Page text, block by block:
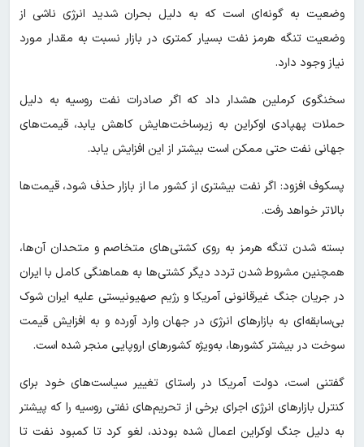
وضعیت به گونه‌ای است که به دلیل بحران شدید انرژی ناشی از
وضعیت تنگه هرمز نفت بسیار کمتری در بازار نسبت به مقدار مورد
نیاز وجود دارد.
سخنگوی کرملین هشدار داد که اگر صادرات نفت روسیه به دلیل
حملات پهپادی اوکراین به زیرساخت‌هایش کاهش یابد، قیمت‌های
جهانی نفت حتی ممکن است بیشتر از این افزایش یابد.
پسکوف افزود: اگر نفت بیشتری از کشور ما از بازار حذف شود، قیمت‌ها
بالاتر خواهد رفت.
بسته شدن تنگه هرمز به روی کشتی‌های متخاصم و متحدان آن‌ها،
همچنین مشروط شدن تردد دیگر کشتی‌ها به هماهنگی کامل با ایران
در جریان جنگ غیرقانونی آمریکا و رژیم صهیونیستی علیه ایران شوک
بی‌سابقه‌ای به بازارهای انرژی در جهان وارد آورده و به افزایش قیمت
سوخت در بیشتر کشورها، به‌ویژه کشورهای اروپایی منجر شده است.
گفتنی است، دولت آمریکا در راستای تغییر سیاست‌های خود برای
کنترل بازارهای انرژی اجرای برخی از تحریم‌های نفتی روسیه را که پیشتر
به دلیل جنگ اوکراین اعمال شده بودند، لغو کرد تا کمبود نفت تا